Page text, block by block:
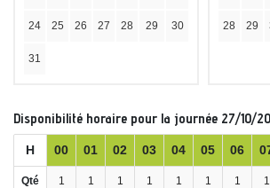
24 25 26 27 28 29 30
31
28 29
Disponibilité horaire pour la journée 27/10/
H 00 01 02 03 04 05 06
Qté 1 1 1 1 1 1 1 1